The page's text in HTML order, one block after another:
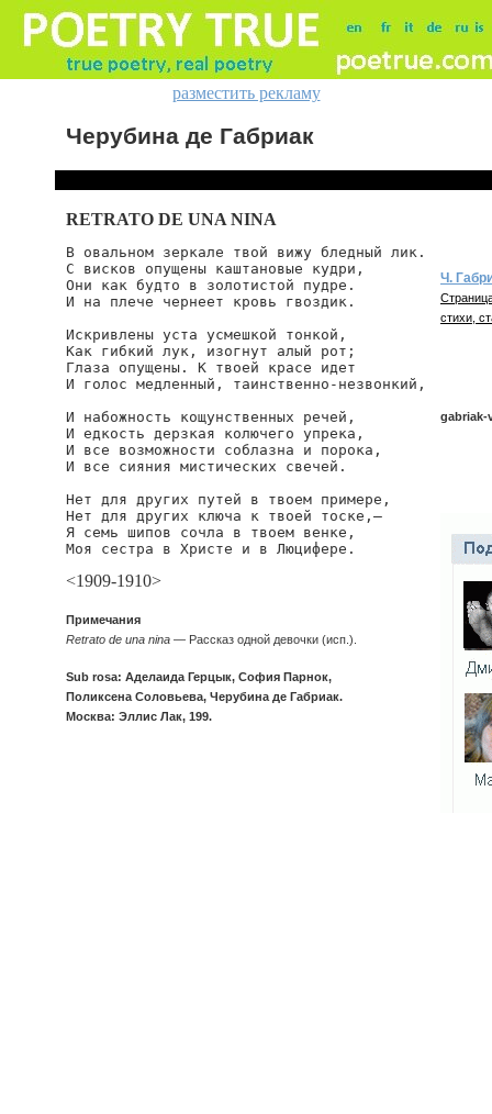
разместить рекламу
Черубина де Габриак
RETRATO DE UNA NINA
В овальном зеркале твой вижу бледный лик.
С висков опущены каштановые кудри,
Они как будто в золотистой пудре.
И на плече чернеет кровь гвоздик.
Искривлены уста усмешкой тонкой,
Как гибкий лук, изогнут алый рот;
Глаза опущены. К твоей красе идет
И голос медленный, таинственно-незвонкий,
И набожность кощунственных речей,
И едкость дерзкая колючего упрека,
И все возможности соблазна и порока,
И все сияния мистических свечей.
Нет для других путей в твоем примере,
Нет для других ключа к твоей тоске,—
Я семь шипов сочла в твоем венке,
Моя сестра в Христе и в Люцифере.
<1909-1910>
Примечания
Retrato de una nina — Рассказ одной девочки (исп.).
Sub rosa: Аделаида Герцык, София Парнок,
Поликсена Соловьева, Черубина де Габриак.
Москва: Эллис Лак, 199.
Ч.
стихи,
gabriak-